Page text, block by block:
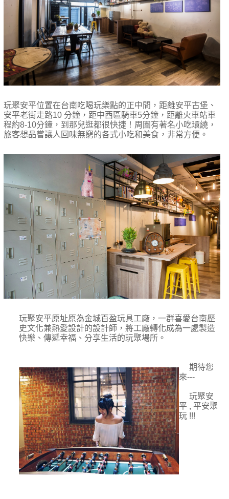
玩聚安平位置在台南吃喝玩樂點的正中間，距離安平古堡、
安平老街走路10 分鐘，距中西區騎車5分鐘，距離火車站車
程約8-10分鐘，到那兒逛都很快捷！周圍有著名小吃環繞，
旅客想品嘗讓人回味無窮的各式小吃和美食，非常方便。
玩聚安平原址原為金城百盈玩具工廠，一群喜愛台南歷
史文化兼熱愛設計的設計師，將工廠轉化成為一處製造
快樂、傳遞幸福、分享生活的玩聚場所。
期待您
來---
玩聚安
平 , 平安聚
玩 !!!